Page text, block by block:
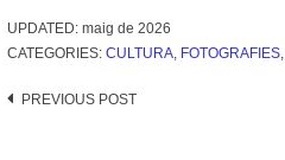
UPDATED: maig de 2026
CATEGORIES: CULTURA, FOTOGRAFIES,
Post
PREVIOUS POST